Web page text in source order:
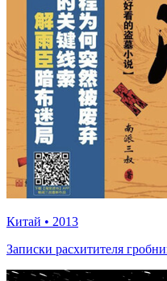
Китай • 2013
Записки расхитителя